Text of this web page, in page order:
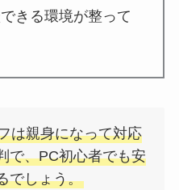
きる環境が整って
は親身になって対応
で、PC初心者でも安
でしょう。